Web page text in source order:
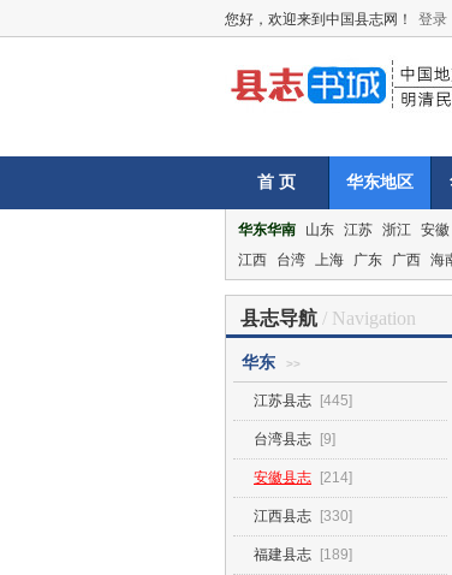
您好，欢迎来到中国县志网！ 登录
首 页 华东地区
华东华南 山东 江苏 浙江 安徽
江西
台湾 上海 广东 广西 海
县志导航 / Navigation
华东 >>
江苏县志 [445]
台湾县志 [9]
安徽县志 [214]
江西县志 [330]
福建县志 [189]